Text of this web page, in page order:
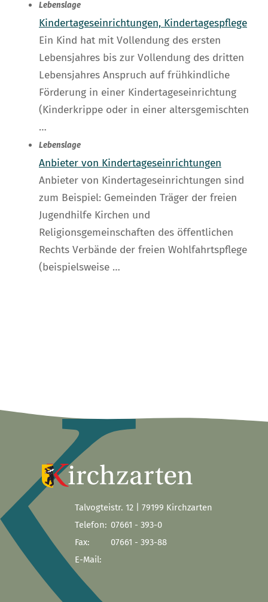
Lebenslage
Kindertageseinrichtungen, Kindertagespflege
Ein Kind hat mit Vollendung des ersten
Lebensjahres bis zur Vollendung des dritten
Lebensjahres Anspruch auf frühkindliche
Förderung in einer Kindertageseinrichtung
(Kinderkrippe oder in einer altersgemischten
…
Lebenslage
Anbieter von Kindertageseinrichtungen
Anbieter von Kindertageseinrichtungen sind
zum Beispiel: Gemeinden Träger der freien
Jugendhilfe Kirchen und
Religionsgemeinschaften des öffentlichen
Rechts Verbände der freien Wohlfahrtspflege
(beispielsweise …
Talvogteistr. 12 | 79199 Kirchzarten
Telefon: 07661 - 393-0
Fax:
07661 - 393-88
E-Mail: